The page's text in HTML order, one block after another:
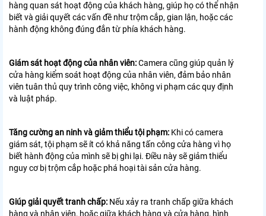
hàng quan sát hoạt động của khách hàng, giúp họ có thể nhận
biết và giải quyết các vấn đề như trộm cắp, gian lận, hoặc các
hành động không đúng đắn từ phía khách hàng.
Giám sát hoạt động của nhân viên:Camera cũng giúp quản lý
cửa hàng kiểm soát hoạt động của nhân viên, đảm bảo nhân
viên tuân thủ quy trình công việc, không vi phạm các quy định
và luật pháp.
Tăng cường an ninh và giảm thiểu tội phạm: Khi có camera
giám sát, tội phạm sẽ ít có khả năng tấn công cửa hàng vì họ
biết hành động của mình sẽ bị ghi lại. Điều này sẽ giảm thiểu
nguy cơ bị trộm cắp hoặc phá hoại tài sản cửa hàng.
Giúp giải quyết tranh chấp: Nếu xảy ra tranh chấp giữa khách
hàng và nhân viên, hoặc giữa khách hàng và cửa hàng, hình